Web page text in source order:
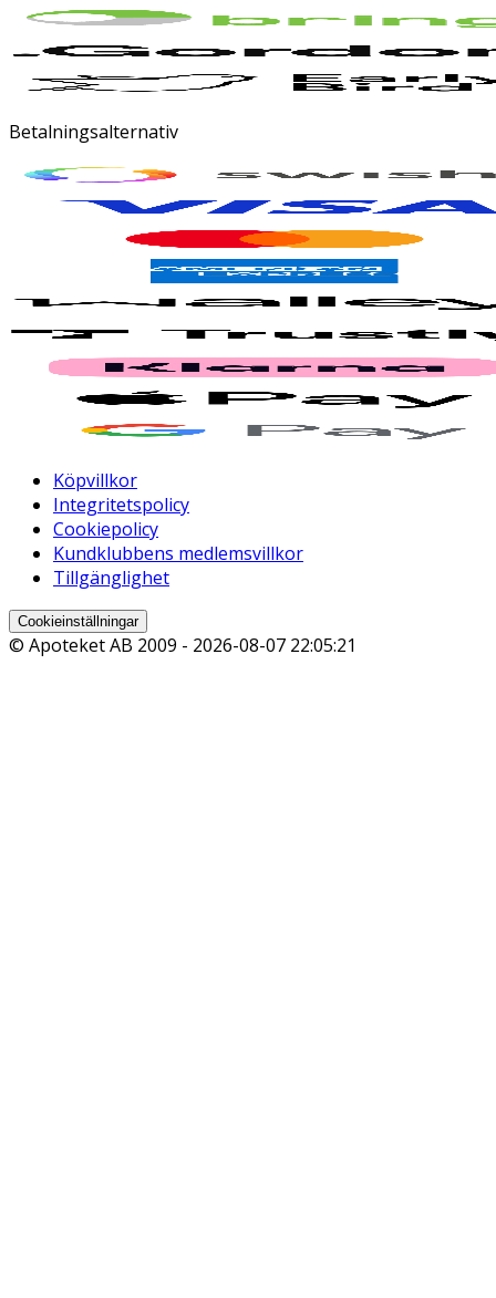
Betalningsalternativ
Köpvillkor
Integritetspolicy
Cookiepolicy
Kundklubbens medlemsvillkor
Tillgänglighet
Cookieinställningar
© Apoteket AB 2009 - 2026-08-07 22:05:21